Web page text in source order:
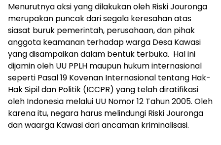
Menurutnya aksi yang dilakukan oleh Riski Jouronga
merupakan puncak dari segala keresahan atas
siasat buruk pemerintah, perusahaan, dan pihak
anggota keamanan terhadap warga Desa Kawasi
yang disampaikan dalam bentuk terbuka. Hal ini
dijamin oleh UU PPLH maupun hukum internasional
seperti Pasal 19 Kovenan Internasional tentang Hak-
Hak Sipil dan Politik (ICCPR) yang telah diratifikasi
oleh Indonesia melalui UU Nomor 12 Tahun 2005. Oleh
karena itu, negara harus melindungi Riski Jouronga
dan waarga Kawasi dari ancaman kriminalisasi.